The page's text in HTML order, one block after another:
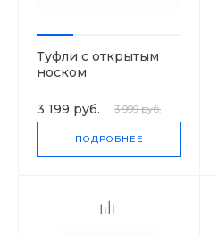
Туфли с открытым
носком
3 199 руб. 3 999 руб.
ПОДРОБНЕЕ